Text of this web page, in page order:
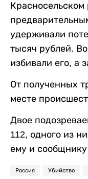
удерживали
тысяч рублей.
избивали его, а
От полученных
месте
Двое
112, одного из
ему и
Россия Убийство